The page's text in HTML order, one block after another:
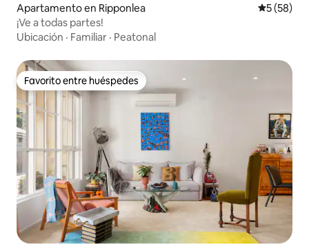
Apartamento en Ripponlea
5 (58)
¡Ve a todas partes!
Ubicación · Familiar · Peatonal
Favorito entre huéspedes
Favorito entre huéspedes